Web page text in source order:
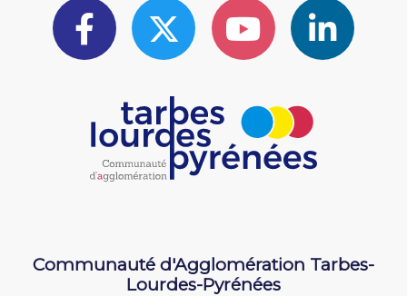
Communauté d'Agglomération Tarbes-
Lourdes-Pyrénées